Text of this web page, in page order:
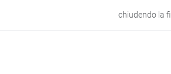
chiudendo la